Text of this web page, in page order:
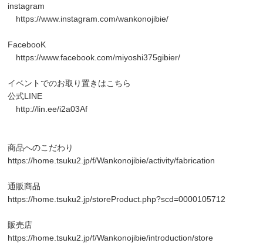
instagram
https://www.instagram.com/wankonojibie/
FacebooK
https://www.facebook.com/miyoshi375gibier/
イベントでのお取り置きはこちら
公式LINE
http://lin.ee/i2a03Af
商品へのこだわり
https://home.tsuku2.jp/f/Wankonojibie/activity/fabrication
通販商品
https://home.tsuku2.jp/storeProduct.php?scd=0000105712
販売店
https://home.tsuku2.jp/f/Wankonojibie/introduction/store